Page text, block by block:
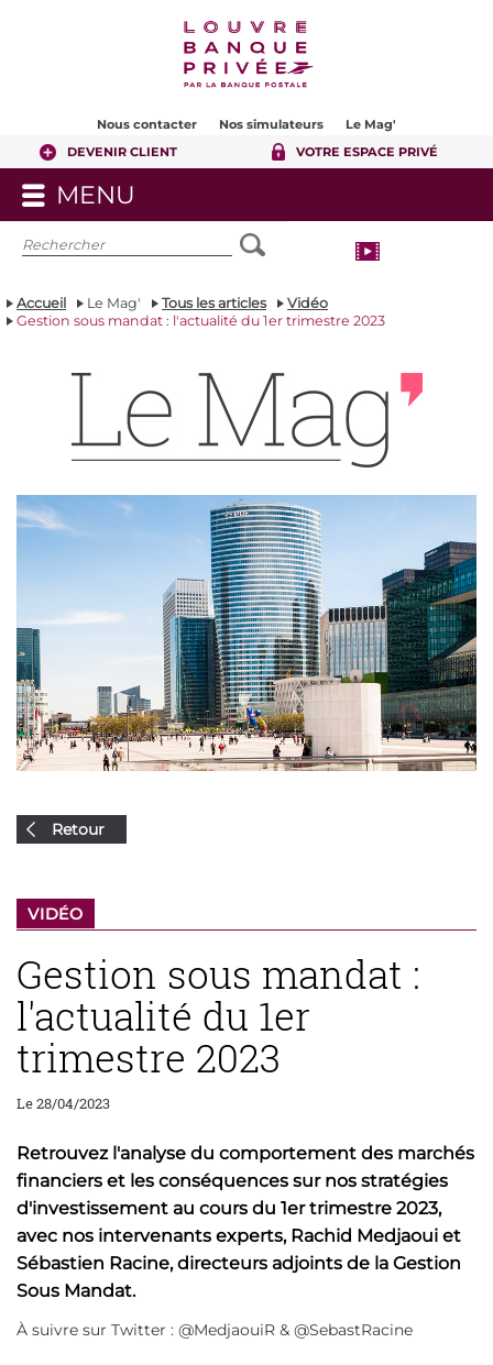
Nous contacter Nos simulateurs
Le Mag'
DEVENIR CLIENT
VOTRE ESPACE PRIVÉ
MENU
LE
MENU
Accueil Le Mag' Tous les articles
Vidéo
Gestion sous mandat : l'actualité du 1er trimestre 2023
Retour
VIDÉO
Gestion sous mandat :
l'actualité du 1er
trimestre 2023
Le 28/04/2023
Retrouvez l'analyse du comportement des marchés
financiers et les conséquences sur nos stratégies
d'investissement au cours du 1er trimestre 2023,
avec nos intervenants experts, Rachid Medjaoui et
Sébastien Racine, directeurs adjoints de la Gestion
Sous Mandat.
À suivre sur Twitter : @MedjaouiR & @SebastRacine